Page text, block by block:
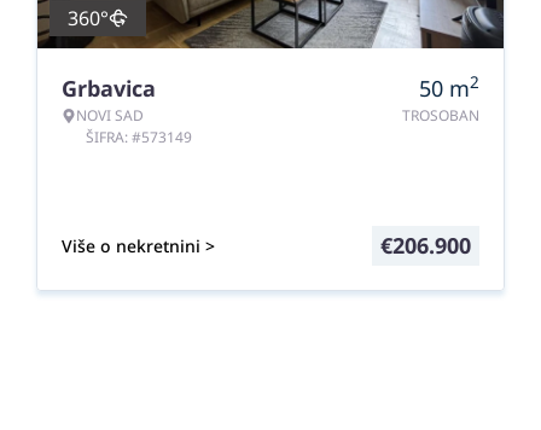
360°
Grbavica
NOVI SAD
ŠIFRA: #573149
50 m2
TROSOBAN
Više o nekretnini > €206.900